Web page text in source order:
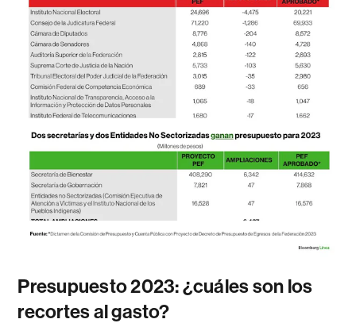
Presupuesto 2023: ¿cuáles son los
recortes al gasto?